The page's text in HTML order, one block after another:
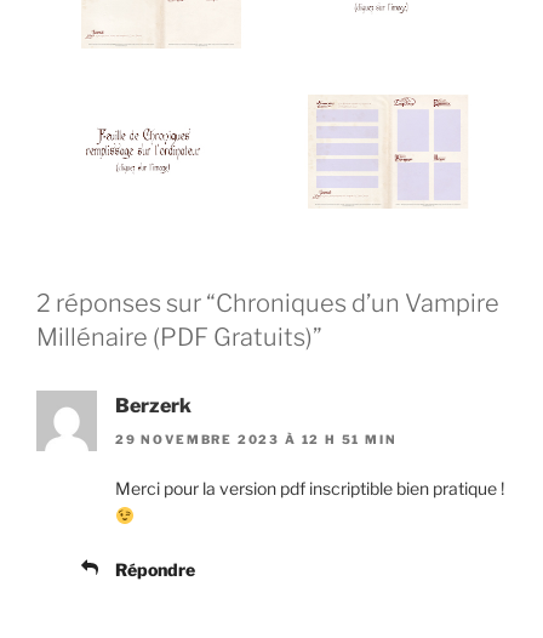
2 réponses sur “Chroniques d’un Vampire
Millénaire (PDF Gratuits)”
Berzerk
29 NOVEMBRE 2023 À 12 H 51 MIN
Merci pour la version pdf inscriptible bien pratique !
Répondre